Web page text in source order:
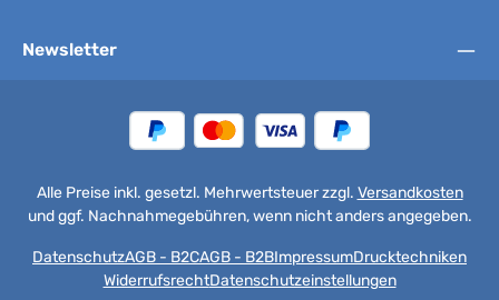
Newsletter
Alle Preise inkl. gesetzl. Mehrwertsteuer zzgl. Versandkosten
und ggf. Nachnahmegebühren, wenn nicht anders angegeben.
DatenschutzAGB - B2CAGB - B2BImpressumDrucktechniken
WiderrufsrechtDatenschutzeinstellungen